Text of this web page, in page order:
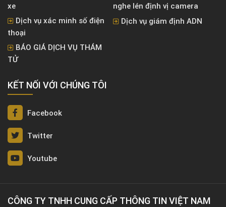
xe
nghe lén định vị camera
Dịch vụ xác minh số điện
thoại
Dịch vụ giám định ADN
BÁO GIÁ DỊCH VỤ THÁM
TỬ
KẾT NỐI VỚI CHÚNG TÔI
Facebook
Twitter
Youtube
CÔNG TY TNHH CUNG CẤP THÔNG TIN VIỆT NAM